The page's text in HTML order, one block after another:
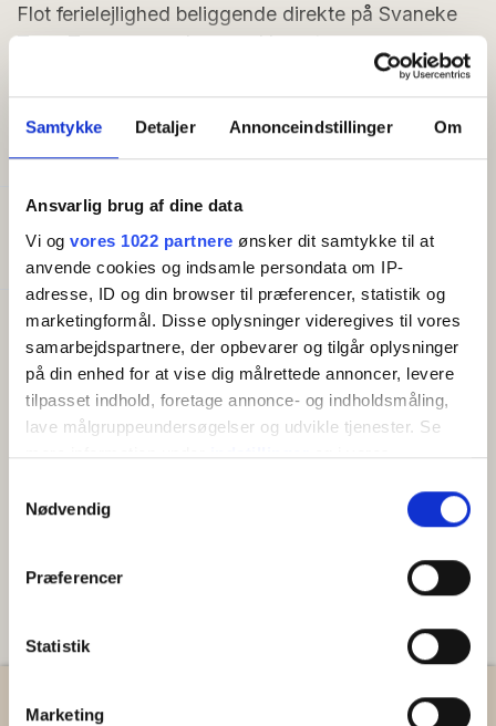
Samtykke Detaljer Annonceindstillinger Om
Ansvarlig brug af dine data
Vi og vores 1022 partnere ønsker dit samtykke til at
anvende cookies og indsamle persondata om IP-
adresse, ID og din browser til præferencer, statistik og
marketingformål. Disse oplysninger videregives til vores
samarbejdspartnere, der opbevarer og tilgår oplysninger
på din enhed for at vise dig målrettede annoncer, levere
tilpasset indhold, foretage annonce- og indholdsmåling,
lave målgruppeundersøgelser og udvikle tjenester. Se
mere information underindstillingerog i vores
tilbage eller ændre indstillinger fra vores
"Cookiedeklaration", eller ved at trykke på "Privacy
Indsamle præcise oplysninger om din placering,
Identificere din enhed baseret på en scanning af
Nødvendig
Præferencer
Statistik
Marketing
Flot ferielejlighed beliggende direkte på Svaneke
Torv. To soveværelser med hver to senge.
Ferielejligheden er 57 m2 og beliggende på 1. sal. Den
er indrettet således: Entré. Stue med tv i åben
Badeværelse med toilet og bruseniche. Soveværelse
med dobbeltseng samt ét soveværelse med to
enkeltsenge. Køkkenet har komfur med ovn, køleskab
med frostbox, kaffemaskine og el-koger. Fra
lejlighederne har du adgang til en dejlig fællesterrasse.
FACILITETER
Senge i alt: 4
Faciliteter
Gratis wifi
Opvaskemaskine
TV
Køleskab